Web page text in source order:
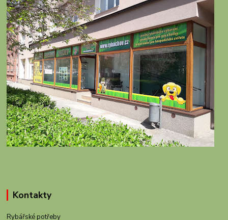
Kontakty
Rybářské potřeby